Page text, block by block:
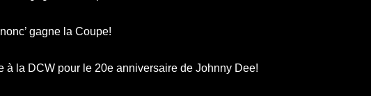
gagne la Coupe!
à la DCW pour le 20e anniversaire de Johnny Dee!